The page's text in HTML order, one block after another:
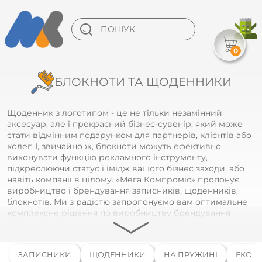
БЛОКНОТИ ТА ЩОДЕННИКИ
Щоденник з логотипом - це не тільки незамінний
аксесуар, але і прекрасний бізнес-сувенір, який може
стати відмінним подарунком для партнерів, клієнтів або
колег. І, звичайно ж, блокноти можуть ефективно
виконувати функцію рекламного інструменту,
підкреслюючи статус і імідж вашого бізнес заходи, або
навіть компанії в цілому. «Мега Компроміс» пропонує
виробництво і брендування записників, щоденників,
блокнотів. Ми з радістю запропонуємо вам оптимальне
комплексне рішення по виробництву брендування
ЗАПИСНИКИ ЩОДЕННИКИ НА ПРУЖИНІ ЕКО
0